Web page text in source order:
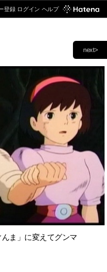
登録 ログイン ヘルプ
next>
ま」に変えてグンマ